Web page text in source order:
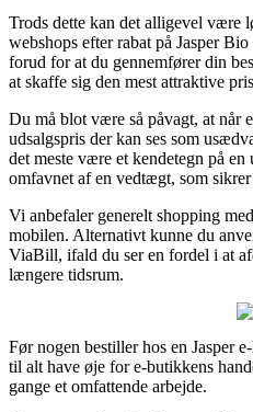
Trods dette kan det alligevel være
webshops efter rabat på Jasper
forud for at du gennemfører din
at skaffe sig den mest attraktive
Du må blot være så påvagt, at når
udsalgspris der kan ses som
det meste være et kendetegn på
omfavnet af en vedtægt, som
Vi anbefaler generelt shopping
mobilen. Alternativt kunne du
ViaBill, ifald du ser en fordel i at
længere tidsrum.
Før nogen bestiller hos en Jasper
til alt have øje for e-butikkens
gange et omfattende arbejde.